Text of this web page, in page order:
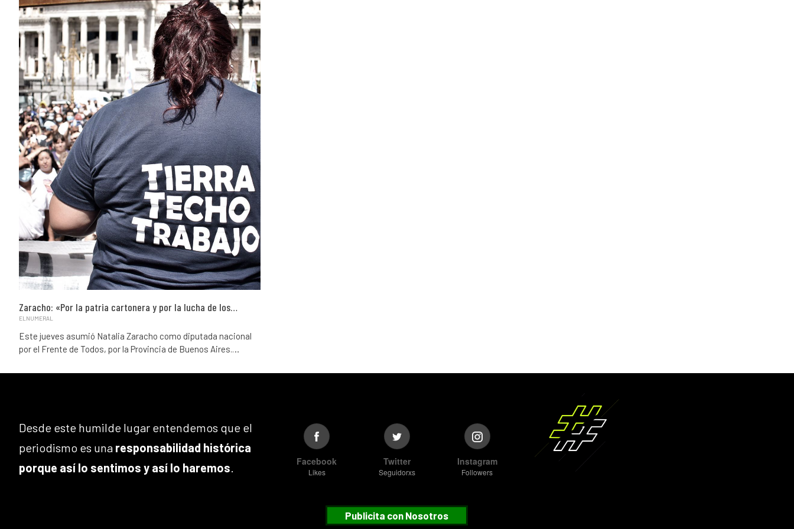
Zaracho: «Por la patria cartonera y por la lucha de los…
ELNUMERAL
Este jueves asumió Natalia Zaracho como diputada nacional
por el Frente de Todos, por la Provincia de Buenos Aires.…
Desde este humilde lugar entendemos que el
periodismo es una responsabilidad histórica
porque así lo sentimos y así lo haremos
Facebook
Likes
Twitter
Seguidorxs
Instagram
Followers
Publicita con Nosotros